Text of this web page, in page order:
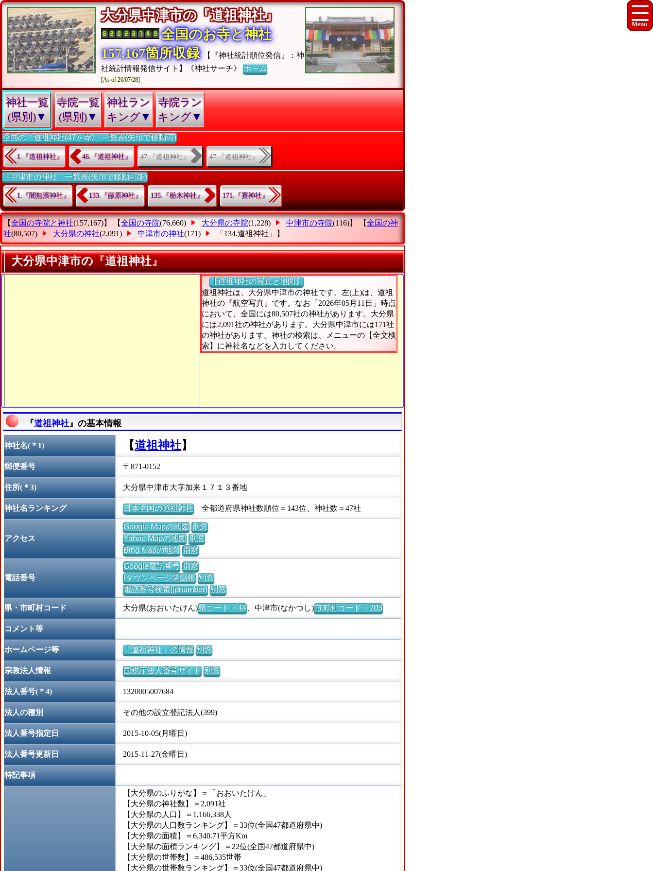
大分県中津市の『道祖神社』
全国のお寺と神社
157,167箇所収録
【『神社統計順位発信』：神
社統計情報発信サイト】《神社サーチ》ホーム
[As of 26/07/28]
神社一覧
(県別)▼
寺院一覧
(県別)▼
神社ラン
キング▼
寺院ラン
キング▼
全国の「道祖神社(47ヶ寺)」一覧表(矢印で移動可)
1.『道祖神社』 46.『道祖神社』 47.『道祖神社』 47.『道祖神社』
「中津市の神社」一覧表(矢印で移動可能)
1.『闇無濱神社』 133.『藤原神社』 135.『栃木神社』 171.『賽神社』
【全国の寺院と神社(157,167)】 【全国の寺院(76,660) 大分県の寺院(1,228) 中津市の寺院(116)】 【全国の神
社(80,507) 大分県の神社(2,091) 中津市の神社(171) 「134.道祖神社」 】
大分県中津市の『道祖神社』
【道祖神社の写真と地図】
道祖神社は、大分県中津市の神社です。左(上)は、道祖
神社の『航空写真』です。なお「2026年05月11日」時点
において、全国には80,507社の神社があります。大分県
には2,091社の神社があります。大分県中津市には171社
の神社があります。神社の検索は、メニューの【全文検
索】に神社名などを入力してください。
『道祖神社 』の基本情報
神社名(＊1) 【道祖神社】
郵便番号 〒871-0152
住所(＊3) 大分県中津市大字加来１７１３番地
神社名ランキング 日本全国の道祖神社全都道府県神社数順位＝143位、神社数＝47社
アクセス
Google Mapの地図 別窓
Yahoo Mapの地図 別窓
Bing Mapの地図 別窓
電話番号
Google電話番号 別窓
iタウンページ電話帳 別窓
電話番号検索(jpnumber) 別窓
県・市町村コード 大分県(おおいたけん)県コード = 44、中津市(なかつし)市町村コード = 203
コメント等
ホームページ等 「道祖神社」の情報 別窓
宗教法人情報 国税庁法人番号サイト 別窓
法人番号(＊4) 1320005007684
法人の種別 その他の設立登記法人(399)
法人番号指定日 2015-10-05(月曜日)
法人番号更新日 2015-11-27(金曜日)
特記事項
【大分県のふりがな】＝「おおいたけん」
【大分県の神社数】＝2,091社
【大分県の人口】＝1,166,338人
【大分県の人口数ランキング】＝33位(全国47都道府県中)
【大分県の面積】＝6,340.71平方Km
【大分県の面積ランキング】＝22位(全国47都道府県中)
【大分県の世帯数】＝486,535世帯
【大分県の世帯数ランキング】＝33位(全国47都道府県中)